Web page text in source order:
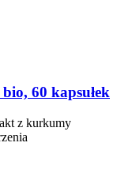
60 kapsułek
z kurkumy